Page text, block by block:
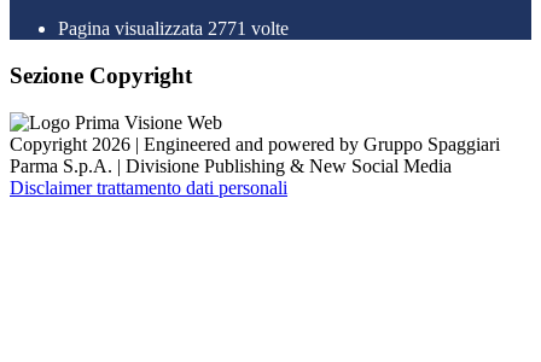
Pagina visualizzata 2771 volte
Sezione Copyright
Copyright 2026 | Engineered and powered by Gruppo Spaggiari
Parma S.p.A. | Divisione Publishing & New Social Media
Disclaimer trattamento dati personali